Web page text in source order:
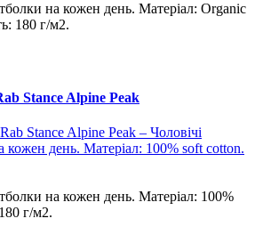
на кожен день. Матеріал: Organic
180 г/м2.
Stance Alpine Peak
на кожен день. Матеріал: 100%
г/м2.